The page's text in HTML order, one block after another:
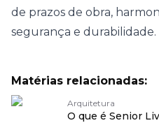
de prazos de obra,
segurança e durabilidade.
Matérias relacionadas:
Arquitetura
O que é Senior